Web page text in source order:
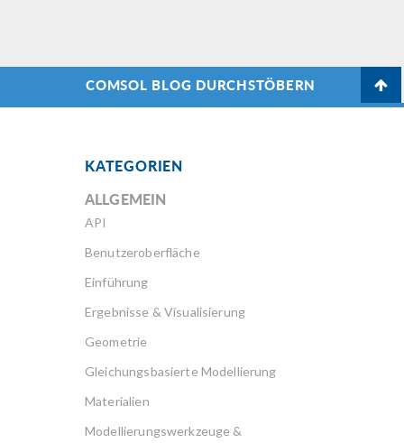
COMSOL BLOG DURCHSTÖBERN
KATEGORIEN
ALLGEMEIN
API
Benutzeroberfläche
Einführung
Ergebnisse & Visualisierung
Geometrie
Gleichungsbasierte Modellierung
Materialien
Modellierungswerkzeuge &